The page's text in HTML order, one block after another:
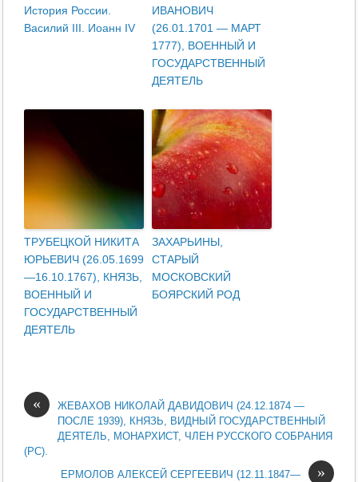
История России.
Василий III. Иоанн IV
ИВАНОВИЧ
(26.01.1701 — МАРТ
1777), ВОЕННЫЙ И
ГОСУДАРСТВЕННЫЙ
ДЕЯТЕЛЬ
ТРУБЕЦКОЙ НИКИТА
ЮРЬЕВИЧ (26.05.1699
—16.10.1767), КНЯЗЬ,
ВОЕННЫЙ И
ГОСУДАРСТВЕННЫЙ
ДЕЯТЕЛЬ
ЗАХАРЬИНЫ,
СТАРЫЙ
МОСКОВСКИЙ
БОЯРСКИЙ РОД
«
ЖЕВАХОВ НИКОЛАЙ ДАВИДОВИЧ (24.12.1874 —
ПОСЛЕ 1939), КНЯЗЬ, ВИДНЫЙ ГОСУДАРСТВЕННЫЙ
ДЕЯТЕЛЬ, МОНАРХИСТ, ЧЛЕН РУССКОГО СОБРАНИЯ
(РС).
»
ЕРМОЛОВ АЛЕКСЕЙ СЕРГЕЕВИЧ (12.11.1847—